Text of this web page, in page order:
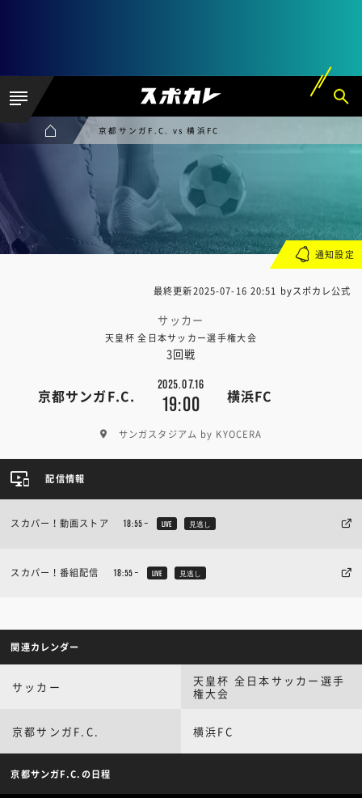
京都サンガF.C. vs 横浜FC
最終更新2025-07-16 20:51 byスポカレ公式
サッカー
天皇杯 全日本サッカー選手権大会
3回戦
京都サンガF.C.
2025.07.16
19:00 横浜FC
サンガスタジアム by KYOCERA
通知設定
配信情報
スカパー！動画ストア 18:55~ LIVE 見逃し
スカパー！番組配信 18:55~ LIVE 見逃し
関連カレンダー
サッカー
天皇杯 全日本サッカー選手
権大会
京都サンガF.C. 横浜FC
京都サンガF.C.の日程